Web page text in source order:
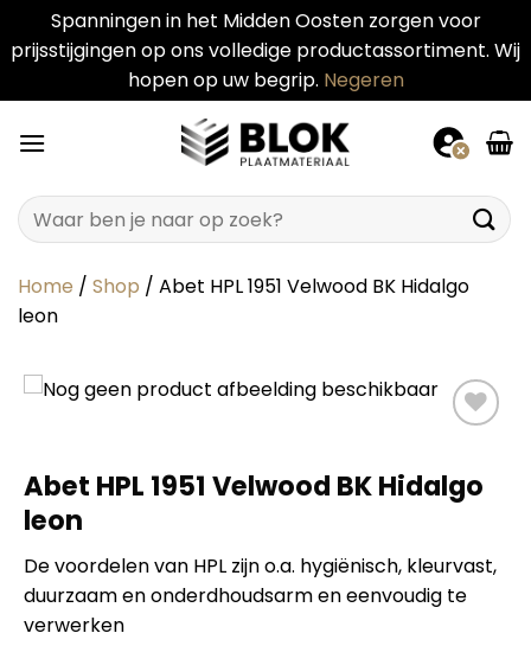
Spanningen in het Midden Oosten zorgen voor
prijsstijgingen op ons volledige productassortiment. Wij
hopen op uw begrip. Negeren
naar
Zoeken
naar:
Home / Shop / Abet HPL 1951 Velwood BK Hidalgo
leon
Abet HPL 1951 Velwood BK Hidalgo
leon
De voordelen van HPL zijn o.a. hygiënisch, kleurvast,
duurzaam en onderdhoudsarm en eenvoudig te
verwerken